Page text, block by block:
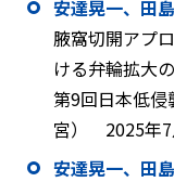
安達晃一、田
腋窩切開アプ
ける弁輪拡大
第9回日本低
宮） 2025年7
安達晃一、田